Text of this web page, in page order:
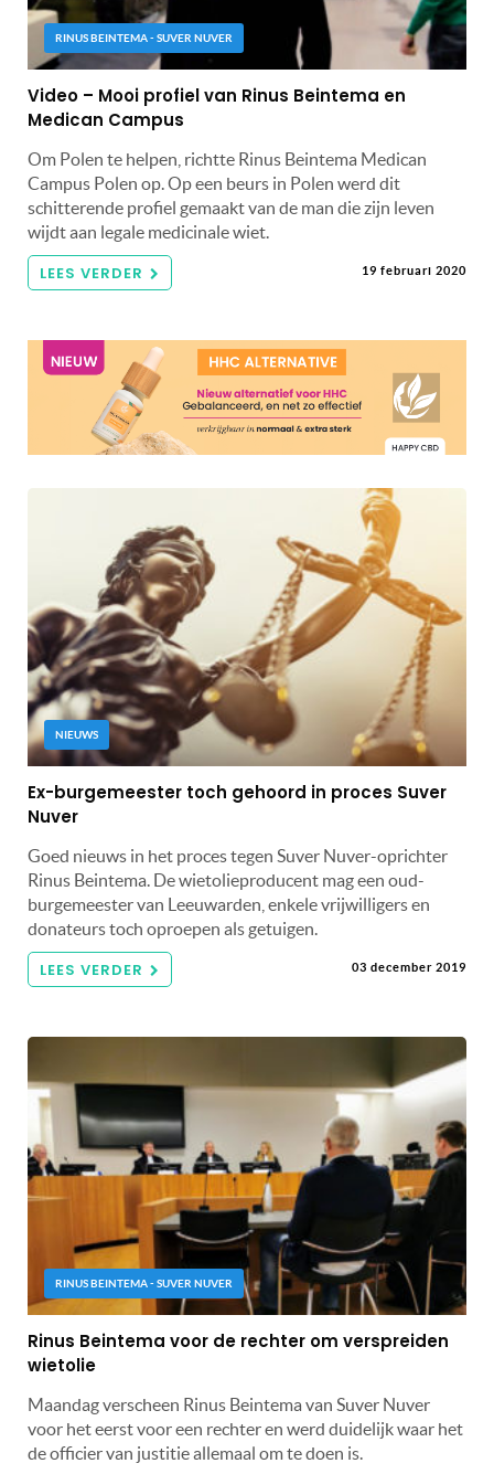
RINUS BEINTEMA - SUVER NUVER
Video – Mooi profiel van Rinus Beintema en
Medican Campus
Om Polen te helpen, richtte Rinus Beintema Medican
Campus Polen op. Op een beurs in Polen werd dit
schitterende profiel gemaakt van de man die zijn leven
wijdt aan legale medicinale wiet.
LEES VERDER 19 februari 2020
NIEUWS
Ex-burgemeester toch gehoord in proces Suver
Nuver
Goed nieuws in het proces tegen Suver Nuver-oprichter
Rinus Beintema. De wietolieproducent mag een oud-
burgemeester van Leeuwarden, enkele vrijwilligers en
donateurs toch oproepen als getuigen.
LEES VERDER 03 december 2019
RINUS BEINTEMA - SUVER NUVER
Rinus Beintema voor de rechter om verspreiden
wietolie
Maandag verscheen Rinus Beintema van Suver Nuver
voor het eerst voor een rechter en werd duidelijk waar het
de officier van justitie allemaal om te doen is.